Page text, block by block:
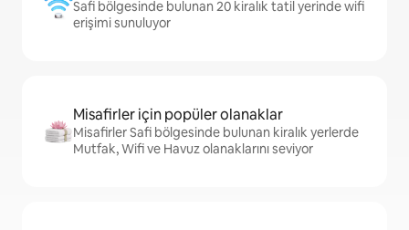
Safi bölgesinde bulunan 20 kiralık tatil yerinde wifi
erişimi sunuluyor
Misafirler için popüler olanaklar
Misafirler Safi bölgesinde bulunan kiralık yerlerde
Mutfak, Wifi ve Havuz olanaklarını seviyor